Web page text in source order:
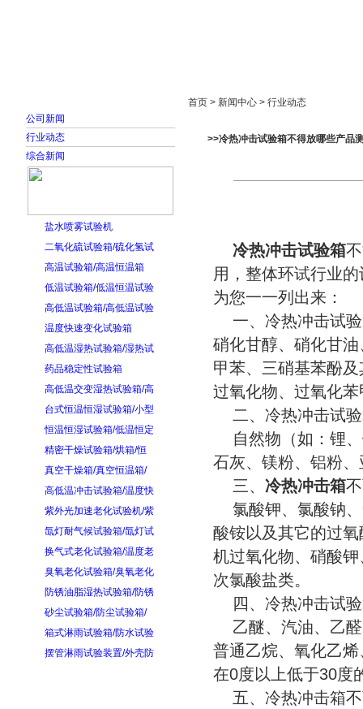
公司新闻
行业动态
综合新闻
盐水喷雾试验机
二氧化硫试验箱/硫化氢试
高温试验箱/高温恒温箱
低温试验箱/低温恒温试验
高低温试验箱/高低温试验
温度快速变化试验箱
高低温湿热试验箱/湿热试
药品稳定性试验箱
高低温交变湿热试验箱/高
台式恒温恒湿试验箱/小型
恒温恒湿试验箱/低温恒定
精密干燥试验箱/烘箱/恒
真空干燥箱/真空恒温箱/
高低温冲击试验箱/温度快
紫外光加速老化试验机/紫
氙灯耐气候试验箱/氙灯试
换气式老化试验箱/温度老
臭氧老化试验箱/臭氧老化
防锈油脂湿热试验箱/防锈
砂尘试验箱/防尘试验箱/
箱式淋雨试验箱/防水试验
摆管淋雨试验装置/外壳防
首页 > 新闻中心 > 行业动态
>>冷热冲击试验箱不得放哪些产品
冷热冲击试验箱
用，整体环试行业
为您一一列出来：
一、冷热冲击试验
硝化甘醇、硝化甘
甲苯、三硝基苯酚
过氧化物、过氧化
二、冷热冲击试验
自然物（如：锂、
石灰、镁粉、铝粉
三、 冷热冲击箱
氯酸钾、氯酸钠、
酸铵以及其它的过
机过氧化物、硝酸
次氯酸盐类。
四、冷热冲击试验
乙醚、汽油、乙醛
普通乙烷、氧化乙
在0度以上低于30度
五、冷热冲击箱不